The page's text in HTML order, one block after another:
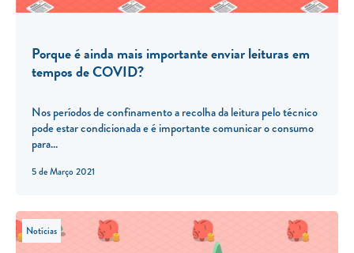
5 de Março 2021
Porque é ainda mais importante enviar leituras em
tempos de COVID?
Nos períodos de confinamento a recolha da leitura pelo técnico
pode estar condicionada e é importante comunicar o consumo
para...
Notícias